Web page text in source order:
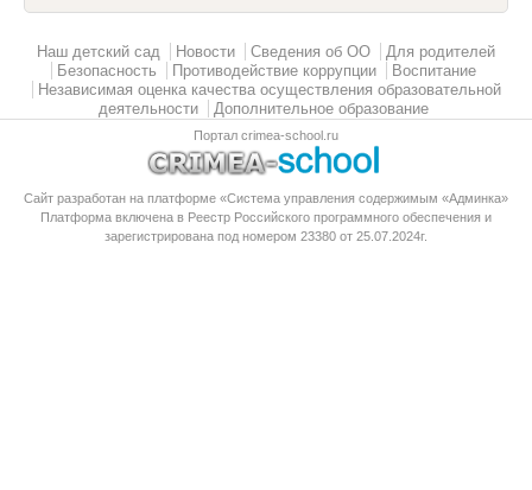
Главное меню
Наш детский сад Новости Сведения об ОО
Для родителей
Безопасность
Противодействие коррупции
Воспитание
Независимая оценка качества осуществления образовательной
деятельности
Дополнительное образование
Портал crimea-school.ru
Сайт разработан на платформе «Система управления содержимым «Админка»
Платформа включена в Реестр Российского программного обеспечения и
зарегистрирована под номером 23380 от 25.07.2024г.